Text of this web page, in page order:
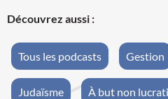
Découvrez aussi :
Tous les podcasts Gestion
Judaïsme À but non